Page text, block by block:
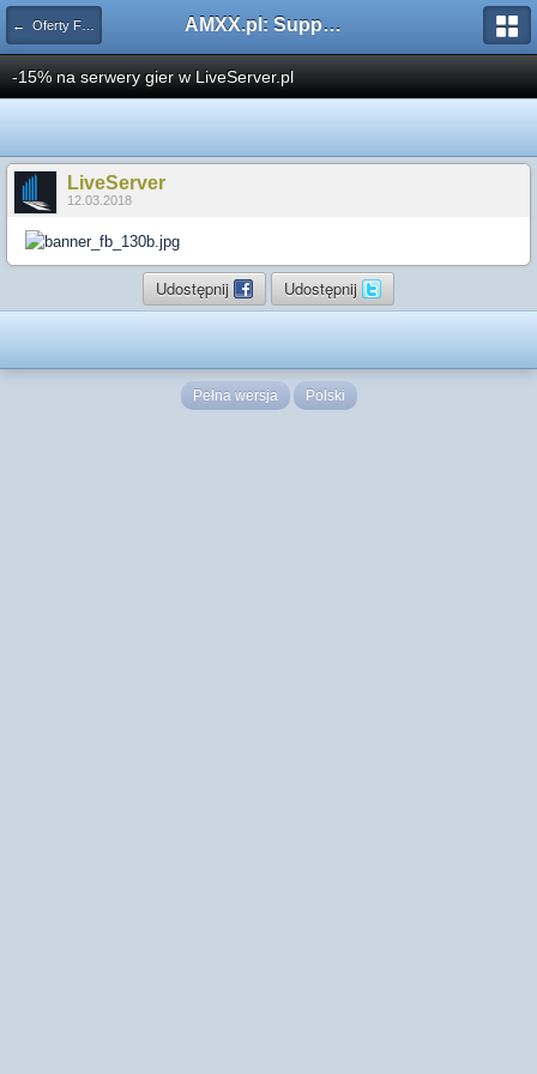
← Oferty Firm Hostingowych AMXX.pl: Support AMX Mod X i SourceMod
-15% na serwery gier w LiveServer.pl
LiveServer
12.03.2018
Udostępnij Udostępnij
Pełna wersja Polski